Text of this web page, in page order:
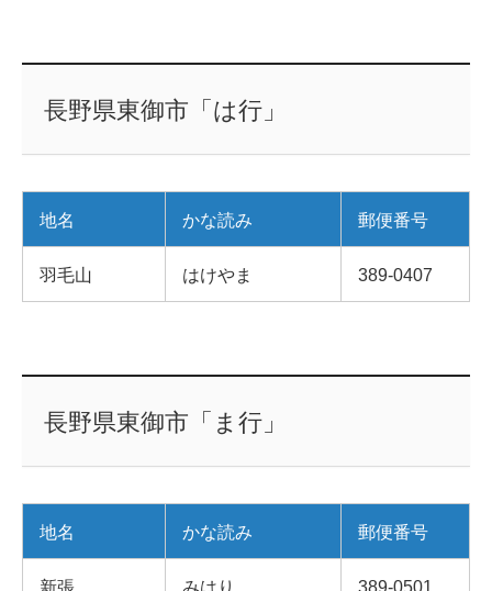
長野県東御市「は行」
地名 かな読み 郵便番号
羽毛山 はけやま 389-0407
長野県東御市「ま行」
地名 かな読み 郵便番号